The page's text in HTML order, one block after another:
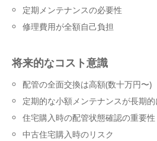
定期メンテナンスの必要性
修理費用が全額自己負担
将来的なコスト意識
配管の全面交換は高額(数十万円〜)
定期的な小額メンテナンスが長期
住宅購入時の配管状態確認の重要性
中古住宅購入時のリスク